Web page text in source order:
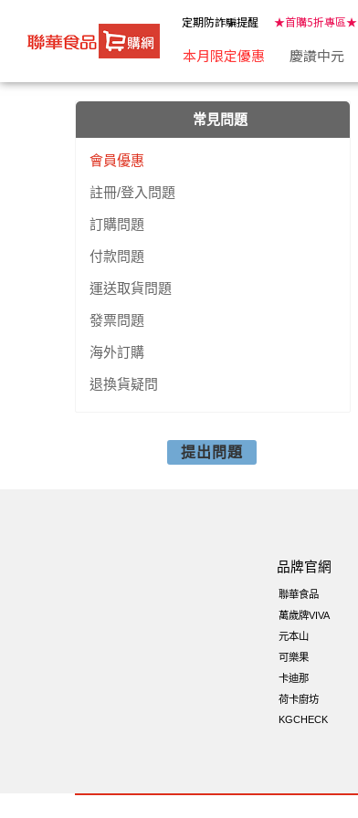
定期防詐騙提醒 ★首購5折專區★
本月限定優惠 慶讚中元
常見問題
會員優惠
註冊/登入問題
訂購問題
付款問題
運送取貨問題
發票問題
海外訂購
退換貨疑問
提出問題
品牌官網
聯華食品
萬歲牌VIVA
元本山
可樂果
卡迪那
荷卡廚坊
KGCHECK